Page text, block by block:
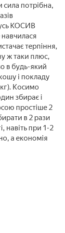
сила потрібна,
КОСИВ
терпіння,
ж таки плюс,
в будь-який
і покладу
Косимо
збирає і
простіше 2
в 2 рази
навіть при 1-2
а економія